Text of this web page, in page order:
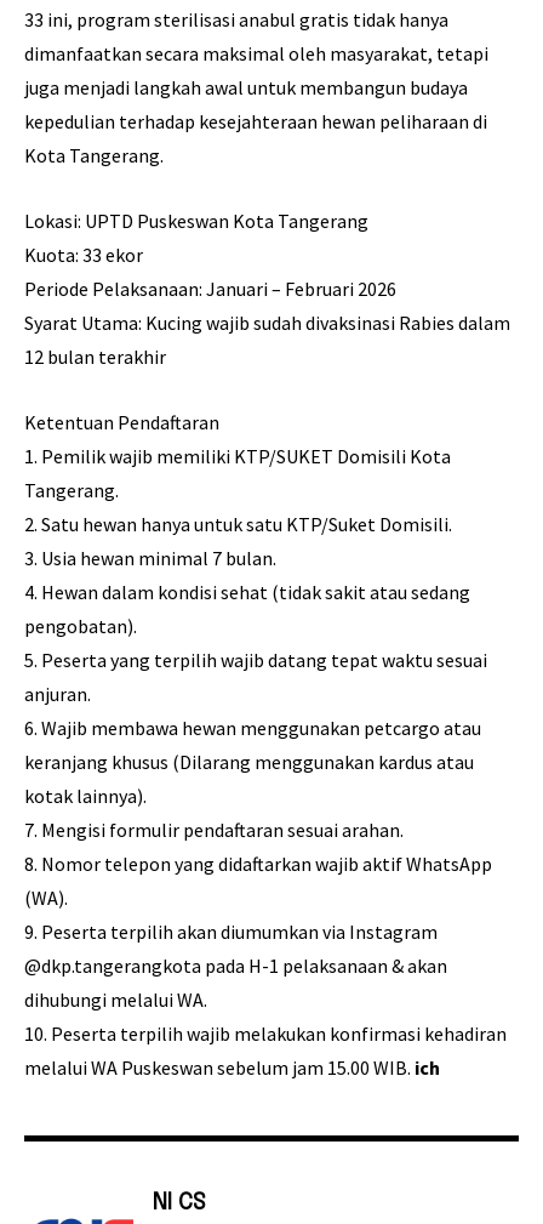
33 ini, program sterilisasi anabul gratis tidak hanya
dimanfaatkan secara maksimal oleh masyarakat, tetapi
juga menjadi langkah awal untuk membangun budaya
kepedulian terhadap kesejahteraan hewan peliharaan di
Kota Tangerang.
Lokasi: UPTD Puskeswan Kota Tangerang
Kuota: 33 ekor
Periode Pelaksanaan: Januari – Februari 2026
Syarat Utama: Kucing wajib sudah divaksinasi Rabies dalam
12 bulan terakhir
Ketentuan Pendaftaran
1. Pemilik wajib memiliki KTP/SUKET Domisili Kota
Tangerang.
2. Satu hewan hanya untuk satu KTP/Suket Domisili.
3. Usia hewan minimal 7 bulan.
4. Hewan dalam kondisi sehat (tidak sakit atau sedang
pengobatan).
5. Peserta yang terpilih wajib datang tepat waktu sesuai
anjuran.
6. Wajib membawa hewan menggunakan petcargo atau
keranjang khusus (Dilarang menggunakan kardus atau
kotak lainnya).
7. Mengisi formulir pendaftaran sesuai arahan.
8. Nomor telepon yang didaftarkan wajib aktif WhatsApp
(WA).
9. Peserta terpilih akan diumumkan via Instagram
@dkp.tangerangkota pada H-1 pelaksanaan & akan
dihubungi melalui WA.
10. Peserta terpilih wajib melakukan konfirmasi kehadiran
melalui WA Puskeswan sebelum jam 15.00 WIB. ich
NI CS